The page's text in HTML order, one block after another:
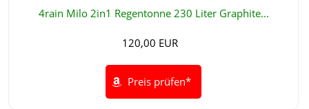
4rain Milo 2in1 Regentonne 230 Liter Graphite...
120,00 EUR
Preis prüfen*